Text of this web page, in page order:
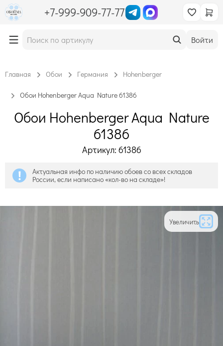
+7-999-909-77-77
Войти
Главная Обои Германия Hohenberger
Обои Hohenberger Aqua Nature 61386
Обои Hohenberger Aqua Nature
61386
Артикул: 61386
Актуальная инфо по наличию обоев со всех складов
России, если написано «кол-во на складе»!
Увеличить